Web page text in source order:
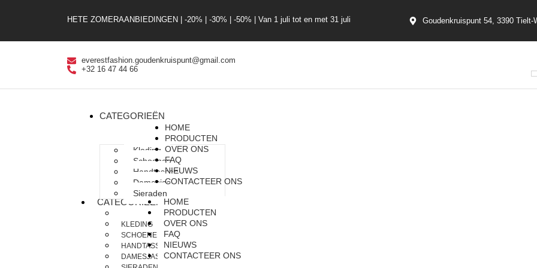
HETE ZOMERAANBIEDINGEN | -20% | -30% | -50% | Van 1 juli tot en met 31 juli Goudenkruispunt 54, 3390 Tielt-
everestfashion.goudenkruispunt@gmail.com
+32 16 47 44 66
CATEGORIEËN
Kleding
Schoenen
Handtassen
Damesjas
Sieraden
CATEGORIEËN
KLEDING
SCHOENEN
HANDTASSEN
DAMESJAS
HOME
PRODUCTEN
OVER ONS
FAQ
NIEUWS
CONTACTEER ONS
HOME
PRODUCTEN
OVER ONS
FAQ
NIEUWS
CONTACTEER ONS